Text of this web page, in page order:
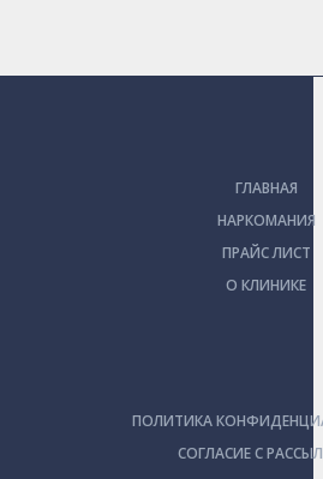
ГЛАВНАЯ
НАРКОМАНИЯ
ПРАЙС ЛИСТ
О КЛИНИКЕ
ПОЛИТИКА
СОГЛАСИЕ С